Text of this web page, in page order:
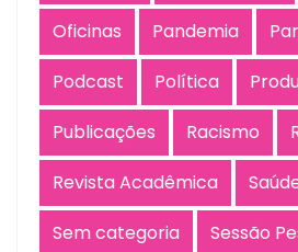
Oficinas
Pandemia
Podcast
Política
Publicações
Racismo
Revista Acadêmica
Sem categoria
Sessão